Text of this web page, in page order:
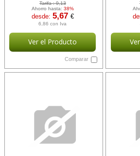
Tarifa :9,13
Ahorro hasta: 38%
desde: 5,67 €
6,86 con Iva
Ver el Producto
Comparar